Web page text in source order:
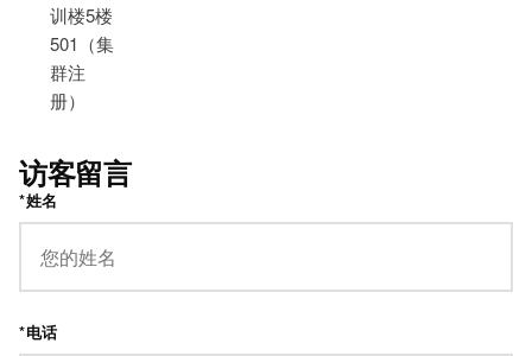
训楼5楼
501（集
群注
册）
访客留言
*姓名
*电话